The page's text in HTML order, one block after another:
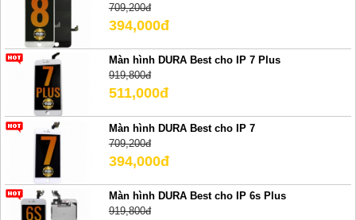
709,200đ
394,000đ
Màn hình DURA Best cho IP 7 Plus
919,800đ
511,000đ
Màn hình DURA Best cho IP 7
709,200đ
394,000đ
Màn hình DURA Best cho IP 6s Plus
919,800đ